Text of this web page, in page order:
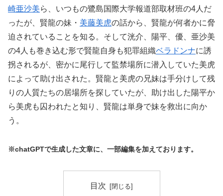
崎亜沙美ら、いつもの鷺島国際大学報道部取材班の4人だ
ったが、賢龍の妹・ 美藤美虎の話から、賢龍が何者かに脅
迫されていることを知る。そして洸介、陽平、優、亜沙美
の4人も巻き込む形で賢龍自身も犯罪組織ベラドンナに誘
拐されるが、密かに尾行して監禁場所に潜入していた美虎
によって助け出された。賢龍と美虎の兄妹は手分けして残
りの人質たちの居場所を探していたが、助け出した陽平か
ら美虎も囚われたと知り、賢龍は単身で妹を救出に向か
う。
※chatGPTで生成した文章に、一部編集を加えております。
目次